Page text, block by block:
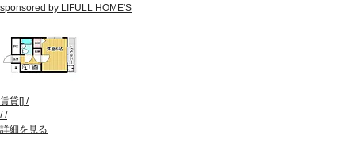
sponsored by LIFULL HOME'S
賃貸[] /
//
詳細を見る